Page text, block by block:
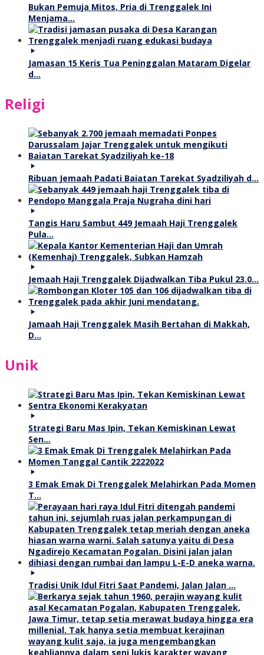
Bukan Pemuja Mitos, Pria di Trenggalek Ini
Menjama…
Jamasan 15 Keris Tua Peninggalan Mataram Digelar
d…
Religi
Ribuan Jemaah Padati Baiatan Tarekat Syadziliyah d…
Tangis Haru Sambut 449 Jemaah Haji Trenggalek
Pula…
Jemaah Haji Trenggalek Dijadwalkan Tiba Pukul 23.0…
Jamaah Haji Trenggalek Masih Bertahan di Makkah,
D…
Unik
Strategi Baru Mas Ipin, Tekan Kemiskinan Lewat
Sen…
3 Emak Emak Di Trenggalek Melahirkan Pada Momen
T…
Tradisi Unik Idul Fitri Saat Pandemi, Jalan Jalan …